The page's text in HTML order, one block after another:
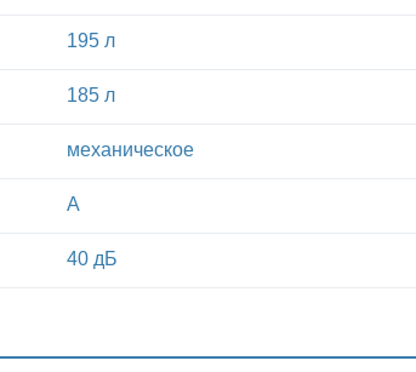
195 л
185 л
механическое
A
40 дБ